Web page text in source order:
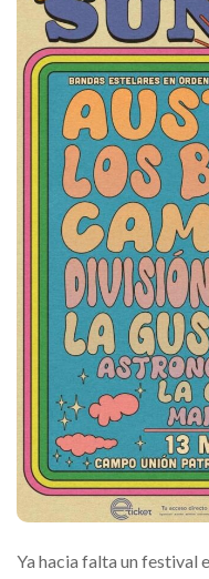
Ya hacia falta un festival